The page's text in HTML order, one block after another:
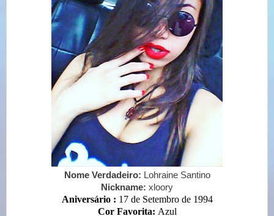
Nome Verdadeiro: Lohraine Santino
Nickname: xloory
Aniversário : 17 de Setembro de 1994
Cor Favorita: Azul